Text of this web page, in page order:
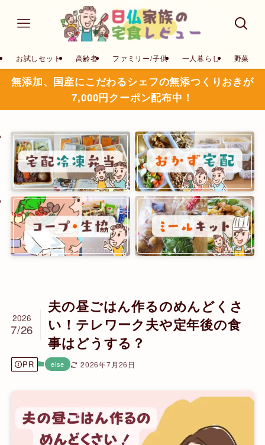
お試しセット 高齢者 ファミリー/子供 一人暮らし 野菜
無添加、国産にこだわるシェフの無添つくりおきが
7,000円クーポン配布中！
夫の昼ごはん作るのめんどくさ
い！テレワーク夫や定年後の食
事はどうする？
2026
7/26
PR else 2026年7月26日